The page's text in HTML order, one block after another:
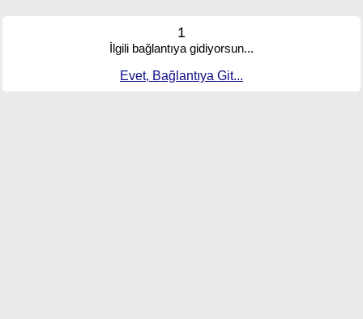
1
İlgili bağlantıya gidiyorsun...
Evet, Bağlantıya Git...